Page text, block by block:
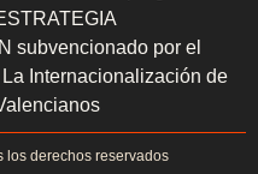
subvencionado por el
Internacionalización de
los derechos reservados